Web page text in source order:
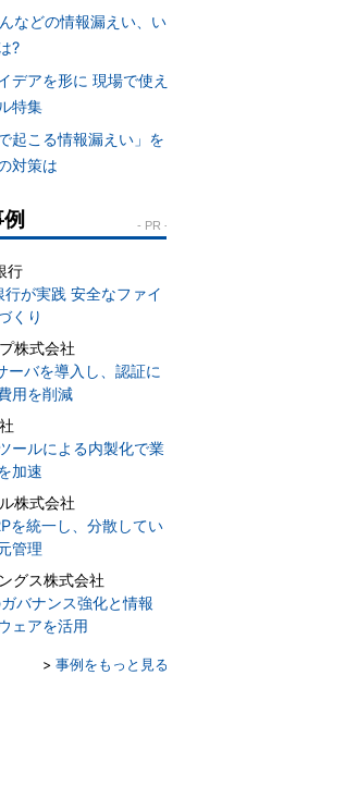
などの情報漏えい、い
?
デアを形に 現場で使え
特集
起こる情報漏えい」を
対策は